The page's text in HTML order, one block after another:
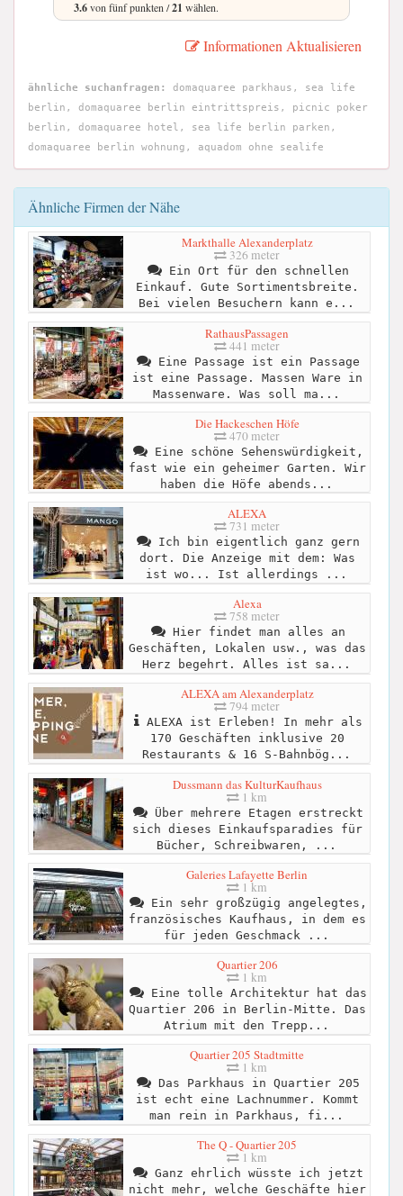
3.6von fünf punkten /21 wählen.
Informationen Aktualisieren
ähnliche suchanfragen:
domaquaree parkhaus, sea life
berlin, domaquaree berlin eintrittspreis, picnic poker
berlin, domaquaree hotel, sea life berlin parken,
domaquaree berlin wohnung, aquadom ohne sealife
Ähnliche Firmen der Nähe
Markthalle Alexanderplatz
326 meter
Ein Ort für den schnellen
Einkauf. Gute Sortimentsbreite.
Bei vielen Besuchern kann e...
RathausPassagen
441 meter
Eine Passage ist ein Passage
ist eine Passage. Massen Ware in
Massenware. Was soll ma...
Die Hackeschen Höfe
470 meter
Eine schöne Sehenswürdigkeit,
fast wie ein geheimer Garten. Wir
haben die Höfe abends...
ALEXA
731 meter
Ich bin eigentlich ganz gern
dort. Die Anzeige mit dem: Was
ist wo... Ist allerdings ...
Alexa
758 meter
Hier findet man alles an
Geschäften, Lokalen usw., was das
Herz begehrt. Alles ist sa...
ALEXA am Alexanderplatz
794 meter
ALEXA ist Erleben! In mehr als
170 Geschäften inklusive 20
Restaurants & 16 S-Bahnbög...
Dussmann das KulturKaufhaus
1 km
Über mehrere Etagen erstreckt
sich dieses Einkaufsparadies für
Bücher, Schreibwaren, ...
Galeries Lafayette Berlin
1 km
Ein sehr großzügig angelegtes,
französisches Kaufhaus, in dem es
für jeden Geschmack ...
Quartier 206
1 km
Eine tolle Architektur hat das
Quartier 206 in Berlin-Mitte. Das
Atrium mit den Trepp...
Quartier 205 Stadtmitte
1 km
Das Parkhaus in Quartier 205
ist echt eine Lachnummer. Kommt
man rein in Parkhaus, fi...
The Q - Quartier 205
1 km
Ganz ehrlich wüsste ich jetzt
nicht mehr, welche Geschäfte hier